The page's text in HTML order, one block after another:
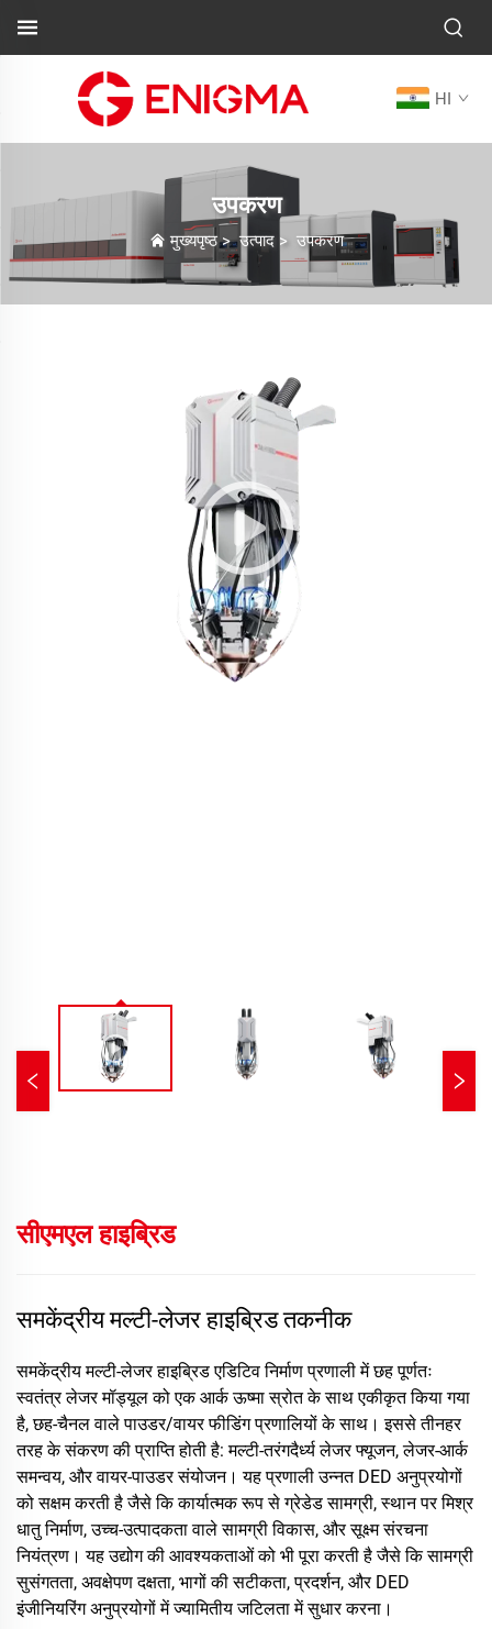
HI
उपकरण
मुख्यपृष्ठ>उत्पाद> उपकरण
सीएमएल हाइब्रिड
समकेंद्रीय मल्टी-लेजर हाइब्रिड तकनीक
समकेंद्रीय मल्टी-लेजर हाइब्रिड एडिटिव निर्माण प्रणाली में छह पूर्णतः
स्वतंत्र लेजर मॉड्यूल को एक आर्क ऊष्मा स्रोत के साथ एकीकृत किया गया
है, छह-चैनल वाले पाउडर/वायर फीडिंग प्रणालियों के साथ। इससे तीनहर
तरह के संकरण की प्राप्ति होती है: मल्टी-तरंगदैर्ध्य लेजर फ्यूजन, लेजर-आर्क
समन्वय, और वायर-पाउडर संयोजन। यह प्रणाली उन्नत DED अनुप्रयोगों
को सक्षम करती है जैसे कि कार्यात्मक रूप से ग्रेडेड सामग्री, स्थान पर मिश्र
धातु निर्माण, उच्च-उत्पादकता वाले सामग्री विकास, और सूक्ष्म संरचना
नियंत्रण। यह उद्योग की आवश्यकताओं को भी पूरा करती है जैसे कि सामग्री
सुसंगतता, अवक्षेपण दक्षता, भागों की सटीकता, प्रदर्शन, और DED
इंजीनियरिंग अनुप्रयोगों में ज्यामितीय जटिलता में सुधार करना।